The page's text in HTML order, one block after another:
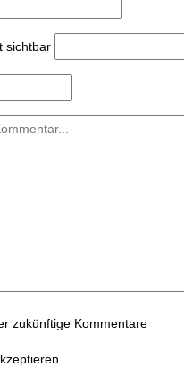
sichtbar
zukünftige Kommentare